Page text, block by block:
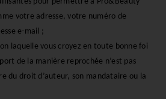
votre adresse, votre numéro de
e-mail ;
laquelle vous croyez en toute bonne foi
de la manière reprochée n’est pas
du droit d’auteur, son mandataire ou la